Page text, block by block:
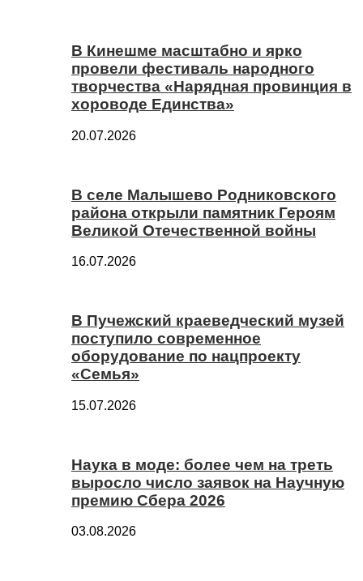
В Кинешме масштабно и ярко
провели фестиваль народного
творчества «Нарядная провинция в
хороводе Единства»
20.07.2026
В селе Малышево Родниковского
района открыли памятник Героям
Великой Отечественной войны
16.07.2026
В Пучежский краеведческий музей
поступило современное
оборудование по нацпроекту
«Семья»
15.07.2026
Наука в моде: более чем на треть
выросло число заявок на Научную
премию Сбера 2026
03.08.2026